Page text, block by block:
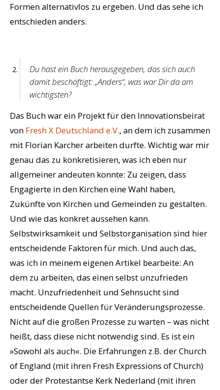
Formen alternativlos zu ergeben. Und das sehe ich
entschieden anders.
Du hast ein Buch herausgegeben, das sich auch
damit beschäftigt: „Anders“, was war Dir da am
wichtigsten?
Das Buch war ein Projekt für den Innovationsbeirat
von Fresh X Deutschland e.V., an dem ich zusammen
mit Florian Karcher arbeiten durfte. Wichtig war mir
genau das zu konkretisieren, was ich eben nur
allgemeiner andeuten konnte: Zu zeigen, dass
Engagierte in den Kirchen eine Wahl haben,
Zukünfte von Kirchen und Gemeinden zu gestalten.
Und wie das konkret aussehen kann.
Selbstwirksamkeit und Selbstorganisation sind hier
entscheidende Faktoren für mich. Und auch das,
was ich in meinem eigenen Artikel bearbeite: An
dem zu arbeiten, das einen selbst unzufrieden
macht. Unzufriedenheit und Sehnsucht sind
entscheidende Quellen für Veränderungsprozesse.
Nicht auf die großen Prozesse zu warten – was nicht
heißt, dass diese nicht notwendig sind. Es ist ein
»Sowohl als auch«. Die Erfahrungen z.B. der Church
of England (mit ihren Fresh Expressions of Church)
oder der Protestantse Kerk Nederland (mit ihren